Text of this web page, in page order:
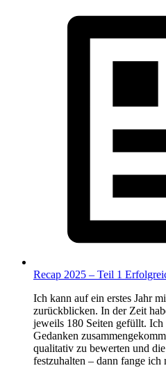
Recap 2025 – Teil 1
Ich kann auf ein erstes Jahr
zurückblicken. In der Zeit
jeweils 180 Seiten gefüllt. Ich
Gedanken
qualitativ zu bewerten und
festzuhalten – dann fange ich